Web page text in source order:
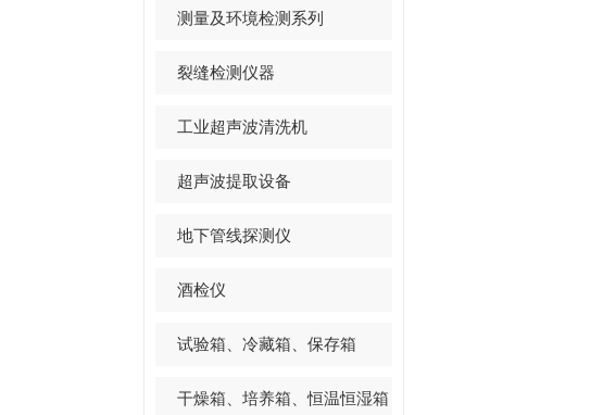
测量及环境检测系列
裂缝检测仪器
工业超声波清洗机
超声波提取设备
地下管线探测仪
酒检仪
试验箱、冷藏箱、保存箱
干燥箱、培养箱、恒温恒湿箱